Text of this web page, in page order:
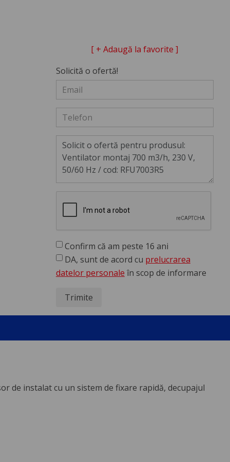
[ + Adaugă la favorite ]
Solicită o ofertă!
Confirm că am peste 16 ani
DA, sunt de acord cu prelucrarea
datelor personale în scop de informare
Trimite
de instalat cu un sistem de fixare rapidă, decupajul